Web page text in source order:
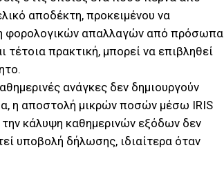
αποδέκτη, προκειμένου να
φορολογικών απαλλαγών από πρόσωπα
τέτοια πρακτική, μπορεί να επιβληθεί
ανάγκες δεν δημιουργούν
η αποστολή μικρών ποσών μέσω IRIS
την κάλυψη καθημερινών εξόδων δεν
υποβολή δήλωσης, ιδιαίτερα όταν